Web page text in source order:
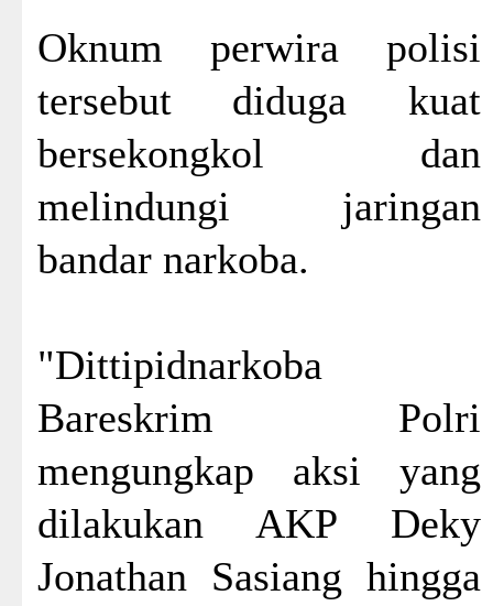
Oknum perwira polisi
tersebut diduga kuat
bersekongkol dan
melindungi jaringan
bandar narkoba.
"Dittipidnarkoba
Bareskrim Polri
mengungkap aksi yang
dilakukan AKP Deky
Jonathan Sasiang hingga